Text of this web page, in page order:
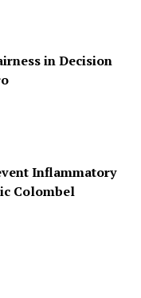
in Decision
Inflammatory
Colombel